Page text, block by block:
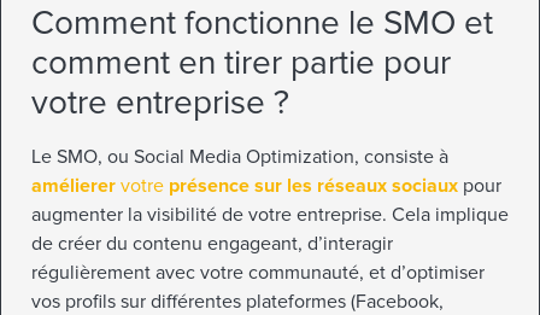
Comment fonctionne le SMO et
comment en tirer partie pour
votre entreprise ?
Le SMO, ou Social Media Optimization, consiste à
amélierer votre présence sur les réseaux sociaux pour
augmenter la visibilité de votre entreprise. Cela implique
de créer du contenu engageant, d’interagir
régulièrement avec votre communauté, et d’optimiser
vos profils sur différentes plateformes (Facebook,